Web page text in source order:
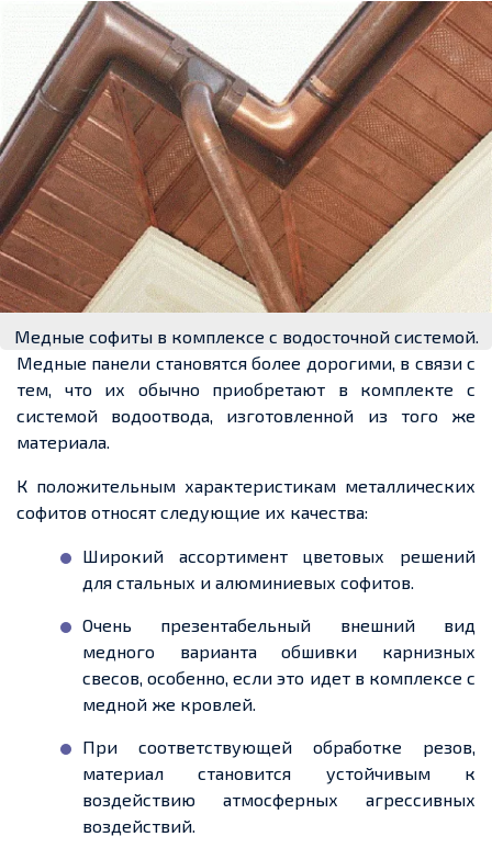
Медные софиты в комплексе с водосточной системой.
Медные панели становятся более дорогими, в связи с
тем, что их обычно приобретают в комплекте с
системой водоотвода, изготовленной из того же
материала.
К положительным характеристикам металлических
софитов относят следующие их качества:
Широкий ассортимент цветовых решений
для стальных и алюминиевых софитов.
Очень презентабельный внешний вид
медного варианта обшивки карнизных
свесов,особенно, если это идетв комплексе с
медной же кровлей.
При соответствующей обработке резов,
материал становится устойчивым к
воздействию атмосферных агрессивных
воздействий.